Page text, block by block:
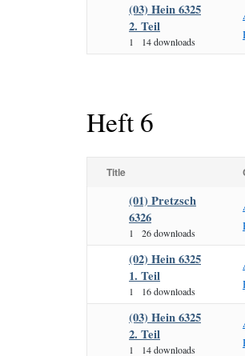
(03) Hein 6325
2. Teil
1 14 downloads
Heft 6
Title
(01) Pretzsch
6326
1 26 downloads
(02) Hein 6325
1. Teil
1 16 downloads
(03) Hein 6325
2. Teil
1 14 downloads